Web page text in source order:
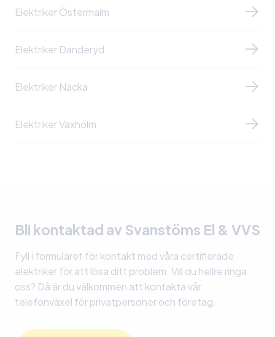
Elektriker Östermalm
Elektriker Danderyd
Elektriker Nacka
Elektriker Vaxholm
Bli kontaktad av Svanstöms El & VVS
Fyll i formuläret för kontakt med våra certifierade
elektriker för att lösa ditt problem. Vill du hellre ringa
oss? Då är du välkommen att kontakta vår
telefonväxel för privatpersoner och företag.